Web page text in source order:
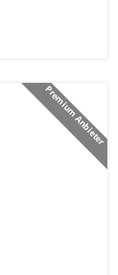
Premium Anbieter